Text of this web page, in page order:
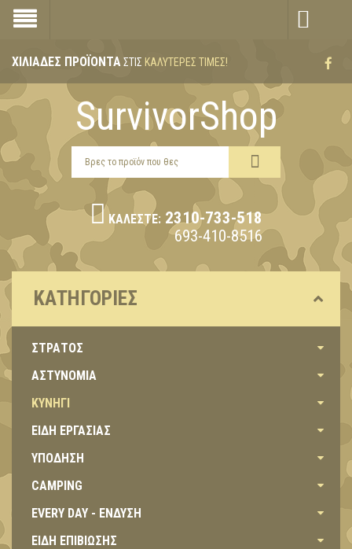
ΧΙΛΙΆΔΕΣ ΠΡΟΪΌΝΤΑΣΤΙΣ ΚΑΛΎΤΕΡΕΣ ΤΙΜΈΣ!
SurvivorShop
ΚΑΛΈΣΤΕ: 2310-733-518
693-410-8516
ΚΑΤΗΓΟΡΊΕΣ
ΣΤΡΑΤΟΣ
ΑΣΤΥΝΟΜΙΑ
ΚΥΝΗΓΙ
ΕΙΔΗ ΕΡΓΑΣΙΑΣ
ΥΠΟΔΗΣΗ
CAMPING
EVERY DAY - ΕΝΔΥΣΗ
ΕΙΔΗ ΕΠΙΒΙΩΣΗΣ